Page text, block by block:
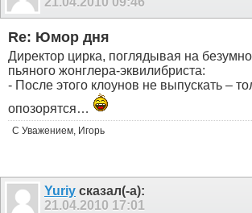
Re: Юмор дня
Директор цирка, поглядывая на
пьяного жонглера-эквилибриста:
- После этого клоунов не выпускать –
опозорятся…
С Уважением, Игорь
Yuriy сказал(-а):
21.04.2010 17:01